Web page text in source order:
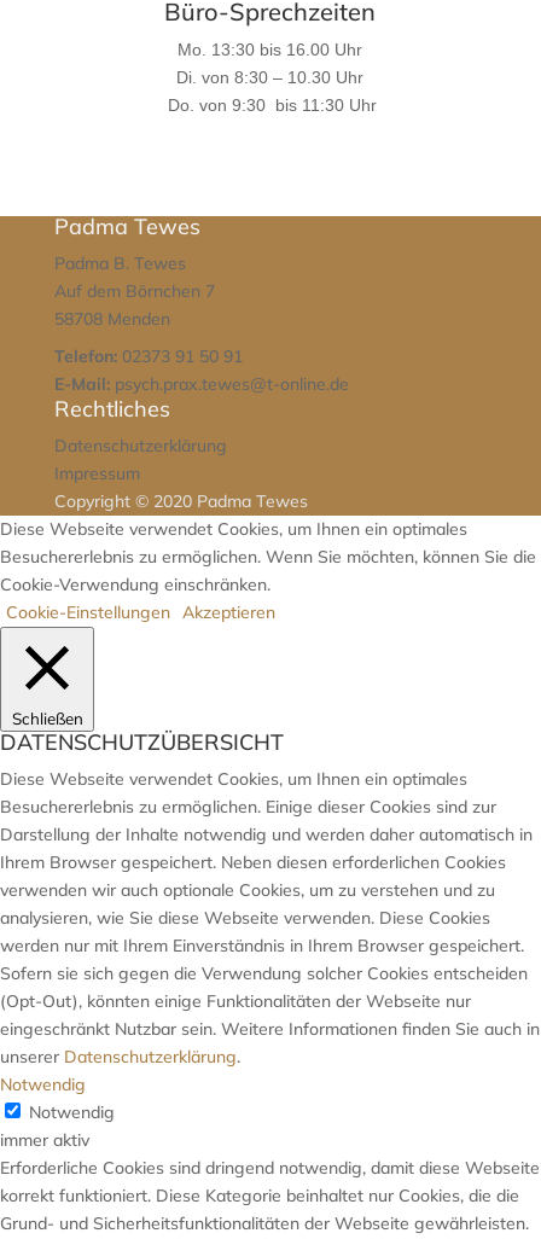
Büro-Sprechzeiten
Mo. 13:30 bis 16.00 Uhr
Di. von 8:30 – 10.30 Uhr
Do. von 9:30 bis 11:30 Uhr
Padma Tewes
Padma B. Tewes
Auf dem Börnchen 7
58708 Menden
Telefon:02373 91 50 91
E-Mail:psych.prax.tewes@t-online.de
Rechtliches
Datenschutzerklärung
Impressum
Copyright © 2020 Padma Tewes
Diese Webseite verwendet Cookies, um Ihnen ein optimales
Besuchererlebnis zu ermöglichen. Wenn Sie möchten, können Sie die
Cookie-Verwendung einschränken.
Cookie-Einstellungen Akzeptieren
Schließen
DATENSCHUTZÜBERSICHT
Diese Webseite verwendet Cookies, um Ihnen ein optimales
Besuchererlebnis zu ermöglichen. Einige dieser Cookies sind zur
Darstellung der Inhalte notwendig und werden daher automatisch in
Ihrem Browser gespeichert. Neben diesen erforderlichen Cookies
verwenden wir auch optionale Cookies, um zu verstehen und zu
analysieren, wie Sie diese Webseite verwenden. Diese Cookies
werden nur mit Ihrem Einverständnis in Ihrem Browser gespeichert.
Sofern sie sich gegen die Verwendung solcher Cookies entscheiden
(Opt-Out), könnten einige Funktionalitäten der Webseite nur
eingeschränkt Nutzbar sein. Weitere Informationen finden Sie auch in
unserer Datenschutzerklärung.
Notwendig
Notwendig
immer aktiv
Erforderliche Cookies sind dringend notwendig, damit diese Webseite
korrekt funktioniert. Diese Kategorie beinhaltet nur Cookies, die die
Grund- und Sicherheitsfunktionalitäten der Webseite gewährleisten.